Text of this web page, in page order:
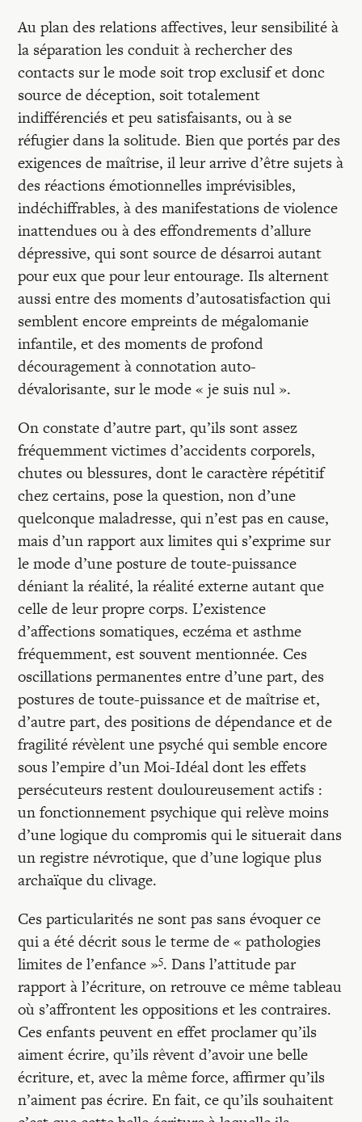
Au plan des relations affectives, leur sensibilité à
la séparation les conduit à rechercher des
contacts sur le mode soit trop exclusif et donc
source de déception, soit totalement
indifférenciés et peu satisfaisants, ou à se
réfugier dans la solitude. Bien que portés par des
exigences de maîtrise, il leur arrive d’être sujets à
des réactions émotionnelles imprévisibles,
indéchiffrables, à des manifestations de violence
inattendues ou à des effondrements d’allure
dépressive, qui sont source de désarroi autant
pour eux que pour leur entourage. Ils alternent
aussi entre des moments d’autosatisfaction qui
semblent encore empreints de mégalomanie
infantile, et des moments de profond
découragement à connotation auto-
dévalorisante, sur le mode « je suis nul ».
On constate d’autre part, qu’ils sont assez
fréquemment victimes d’accidents corporels,
chutes ou blessures, dont le caractère répétitif
chez certains, pose la question, non d’une
quelconque maladresse, qui n’est pas en cause,
mais d’un rapport aux limites qui s’exprime sur
le mode d’une posture de toute-puissance
déniant la réalité, la réalité externe autant que
celle de leur propre corps. L’existence
d’affections somatiques, eczéma et asthme
fréquemment, est souvent mentionnée. Ces
oscillations permanentes entre d’une part, des
postures de toute-puissance et de maîtrise et,
d’autre part, des positions de dépendance et de
fragilité révèlent une psyché qui semble encore
sous l’empire d’un Moi-Idéal dont les effets
persécuteurs restent douloureusement actifs :
un fonctionnement psychique qui relève moins
d’une logique du compromis qui le situerait dans
un registre névrotique, que d’une logique plus
archaïque du clivage.
Ces particularités ne sont pas sans évoquer ce
qui a été décrit sous le terme de « pathologies
limites de l’enfance »5. Dans l’attitude par
rapport à l’écriture, on retrouve ce même tableau
où s’affrontent les oppositions et les contraires.
Ces enfants peuvent en effet proclamer qu’ils
aiment écrire, qu’ils rêvent d’avoir une belle
écriture, et, avec la même force, affirmer qu’ils
n’aiment pas écrire. En fait, ce qu’ils souhaitent